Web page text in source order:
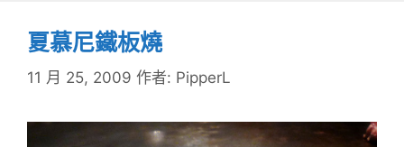
夏慕尼鐵板燒
11 月 25, 2009 作者: PipperL